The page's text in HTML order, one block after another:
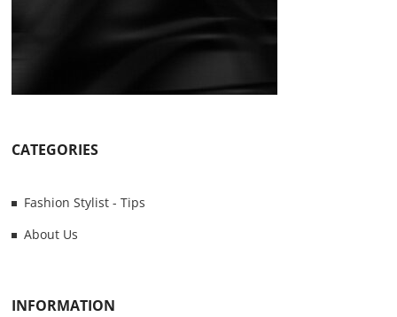
CATEGORIES
Fashion Stylist - Tips
About Us
INFORMATION